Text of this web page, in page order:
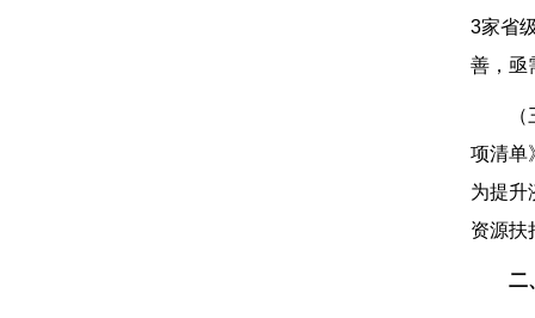
3家省
善，亟
项清单
为提升
资源扶
二